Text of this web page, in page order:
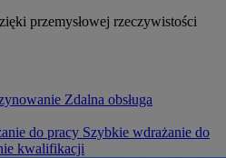
przemysłowej rzeczywistości
Zdalna obsługa
do pracy Szybkie wdrażanie do
kwalifikacji